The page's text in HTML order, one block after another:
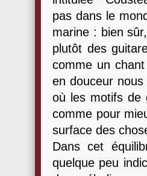
pas dans le
marine : bien
plutôt des
comme un
en douceur
où les motifs de
comme pour
surface des
Dans cet
quelque peu